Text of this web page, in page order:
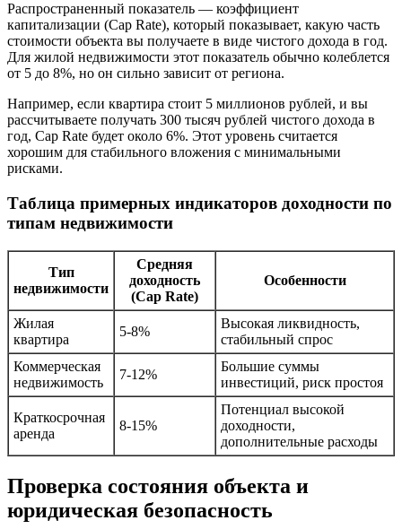
Распространенный показатель — коэффициент
капитализации (Cap Rate), который показывает, какую часть
стоимости объекта вы получаете в виде чистого дохода в год.
Для жилой недвижимости этот показатель обычно колеблется
от 5 до 8%, но он сильно зависит от региона.
Например, если квартира стоит 5 миллионов рублей, и вы
рассчитываете получать 300 тысяч рублей чистого дохода в
год, Cap Rate будет около 6%. Этот уровень считается
хорошим для стабильного вложения с минимальными
рисками.
Таблица примерных индикаторов доходности по
типам недвижимости
Тип
недвижимости
Средняя
доходность
(Cap Rate)
Особенности
Жилая
квартира
5-8%
Высокая ликвидность,
стабильный спрос
Коммерческая
недвижимость
7-12%
Большие суммы
инвестиций, риск простоя
Краткосрочная
аренда
8-15%
Потенциал высокой
доходности,
дополнительные расходы
Проверка состояния объекта и
юридическая безопасность